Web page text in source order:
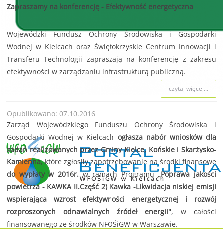
Zapraszamy na konferencję - Efektywność energetyczna
Wojewódzki Fundusz Ochrony Środowiska i Gospodarki
Wodnej w Kielcach oraz Świętokrzyskie Centrum Innowacji i
Transferu Technologii zapraszają na konferencję z zakresu
efektywności w zarządzaniu infrastrukturą publiczną.
czytaj więcej...
Opublikowano: 07.10.2016
Zarząd Wojewódzkiego Funduszu Ochrony Środowiska i
Gospodarki Wodnej w Kielcach ogłasza nabór wniosków dla
zadań realizowanych przez Gminy Kielce, Końskie i Skarżysko-
Kamienna, które zgłosiły zapotrzebowanie na środki finansowe
do wypłaty w 2016r.w ramach Programu „Poprawa jakości
powietrza - KAWKA II.Część 2) Kawka -Likwidacja niskiej emisji
wspierająca wzrost efektywności energetycznej i rozwój
rozproszonych odnawialnych źródeł energii", w całości
finansowanego ze środków NFOŚiGW w Warszawie.